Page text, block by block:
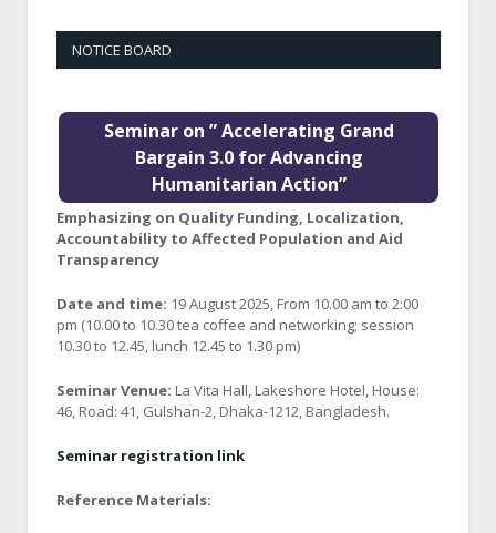
NOTICE BOARD
Seminar on ” Accelerating Grand
Bargain 3.0 for Advancing
Humanitarian Action”
Emphasizing on Quality Funding, Localization,
Accountability to Affected Population and Aid
Transparency
Date and time: 19 August 2025, From 10.00 am to 2:00
pm (10.00 to 10.30 tea coffee and networking; session
10.30 to 12.45, lunch 12.45 to 1.30 pm)
Seminar Venue: La Vita Hall, Lakeshore Hotel, House:
46, Road: 41, Gulshan-2, Dhaka-1212, Bangladesh.
Seminar registration link
Reference Materials: